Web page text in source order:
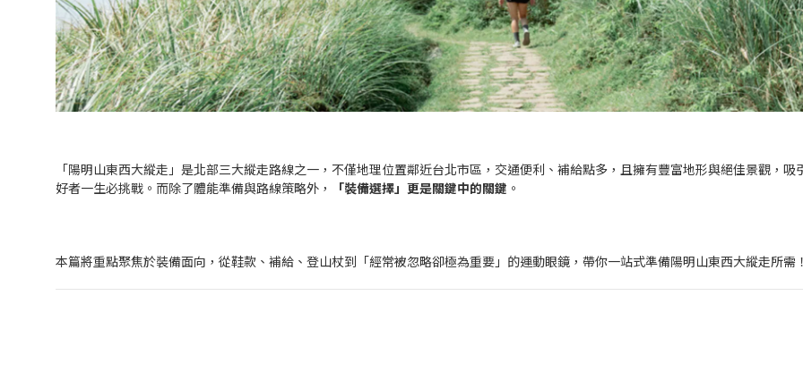
「陽明山東西大縱走」是北部三大縱走路線之一，不僅地理位置鄰近台北市區，交通便利、補給點多，且擁有豐富地形與絕佳景觀，吸
好者一生必挑戰。而除了體能準備與路線策略外，
「裝備選擇」更是關鍵中的關鍵 。
本篇將重點聚焦於裝備面向，從鞋款、補給、登山杖到「經常被忽略卻極為重要」的運動眼鏡，帶你一站式準備陽明山東西大縱走所需！